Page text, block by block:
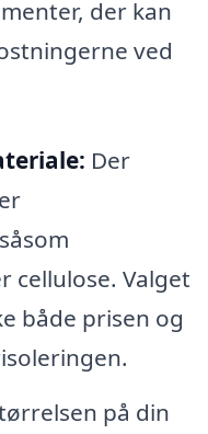
der kan
ved
Der
cellulose. Valget
både prisen og
på din